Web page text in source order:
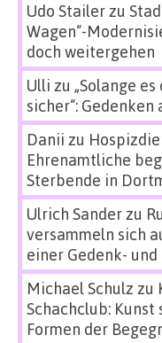
Udo Stailerzu
Wagen“-
doch weitergehen
Ulli zu „Solange
sicher“: Gedenken
Danii zu
Ehrenamtliche
Sterbende in
Ulrich Sanderzu
versammeln sich
einer Gedenk-
Michael Schulz zu
Schachclub: Kunst
Formen der